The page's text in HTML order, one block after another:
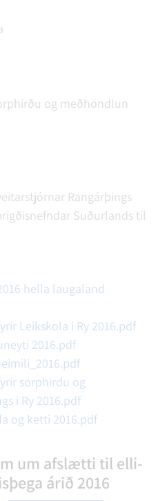
og meðhöndlun
Rangárþings
Suðurlands til
hella laugaland
Leikskola i Ry 2016.pdf
2016.pdf
sorphirdu og
i Ry 2016.pdf
og ketti 2016.pdf
um afslætti til elli-
árið 2016